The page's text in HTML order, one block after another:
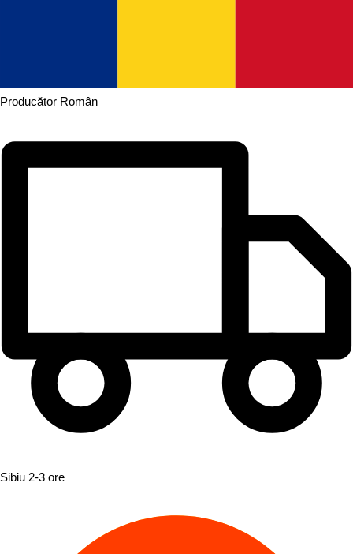
Producător Român
Sibiu 2-3 ore